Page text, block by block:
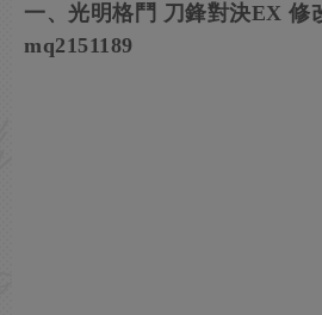
一、光明格鬥 刀鋒對決EX 修
mq2151189